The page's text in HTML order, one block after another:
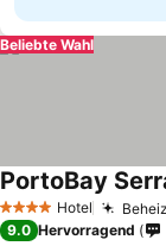
Beliebte Wahl
4 Sterne Hotel
PortoBay
9.0 Hervorragend